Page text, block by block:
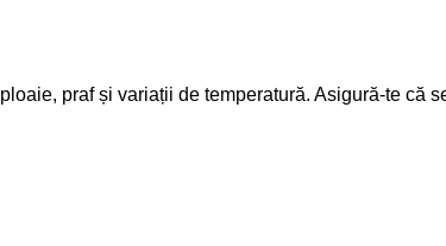
praf și variații de temperatură. Asigură-te că